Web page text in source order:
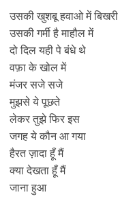
उसकी खुशबू हवाओ में बिखरी
उसकी गर्मी है माहौल में
दो दिल यही पे बंधे थे
वफ़ा के खोल में
मंजर सजे सजे
मुझसे ये पूछते
लेकर तुझे फिर इस
जगह ये कौन आ गया
हैरत ज़ादा हूँ मैं
क्या देखता हूँ मैं
जाना हुआ